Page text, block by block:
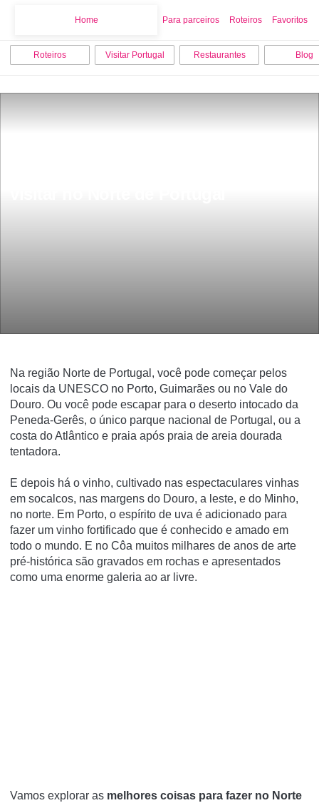
Home Para parceiros Roteiros Favoritos
Roteiros Visitar Portugal Restaurantes Blog
Na região Norte de Portugal, você pode começar pelos
locais da UNESCO no Porto, Guimarães ou no Vale do
Douro. Ou você pode escapar para o deserto intocado da
Peneda-Gerês, o único parque nacional de Portugal, ou a
costa do Atlântico e praia após praia de areia dourada
tentadora.
E depois há o vinho, cultivado nas espectaculares vinhas
em socalcos, nas margens do Douro, a leste, e do Minho,
no norte. Em Porto, o espírito de uva é adicionado para
fazer um vinho fortificado que é conhecido e amado em
todo o mundo. E no Côa muitos milhares de anos de arte
pré-histórica são gravados em rochas e apresentados
como uma enorme galeria ao ar livre.
Vamos explorar as melhores coisas para fazer no Norte